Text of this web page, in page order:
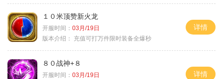
１０米顶赞新火龙
开服时间： 03月/19日
版本介绍：
充值可打万件限时装备全爆秒
详情
８０战神+８
开服时间： 03月/19日
详情